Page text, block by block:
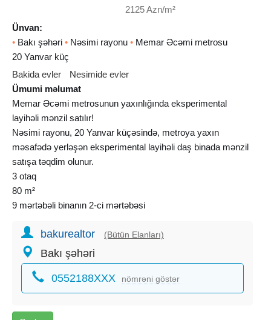
2125 Azn/m²
Ünvan:
• Bakı şəhəri • Nəsimi rayonu • Memar Əcəmi metrosu
20 Yanvar küç
Bakida evler
Nesimide evler
Ümumi məlumat
Memar Əcəmi metrosunun yaxınlığında eksperimental
layihəli mənzil satılır!
Nəsimi rayonu, 20 Yanvar küçəsində, metroya yaxın
məsafədə yerləşən eksperimental layihəli daş binada mənzil
satışa təqdim olunur.
3 otaq
80 m²
9 mərtəbəli binanın 2-ci mərtəbəsi
1 bloklu bina
Eksperimental layihə
Orta təmirli
Sanitar qovşağı ayrıdır
Geniş və işıqlı otaqlar
bakurealtor (Bütün Elanları)
Bakı şəhəri
0552188XXX nömrəni göstər